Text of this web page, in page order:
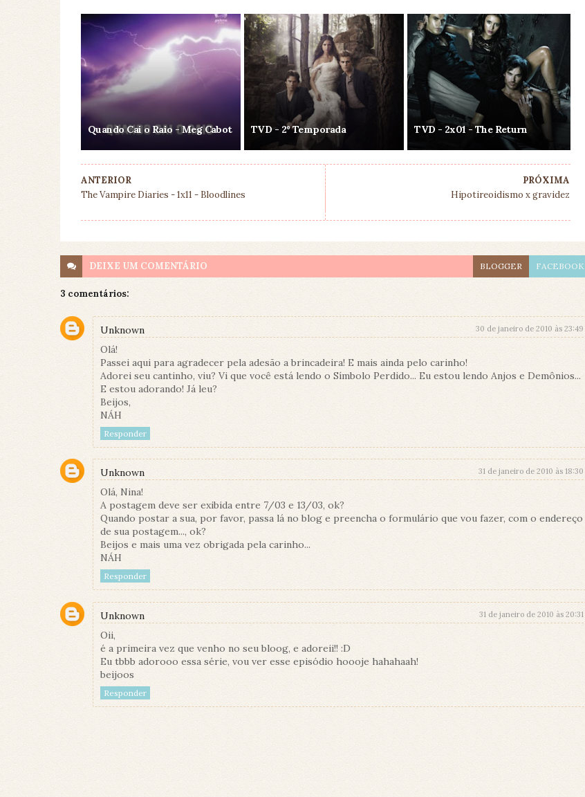
Quando Cai o Raio - Meg Cabot TVD - 2º Temporada TVD - 2x01 - The Return
PRÓXIMA
Hipotireoidismo x gravidez
ANTERIOR
The Vampire Diaries - 1x11 - Bloodlines
DEIXE UM COMENTÁRIO BLOGGER FACEBOOK
3 comentários:
Unknown 30 de janeiro de 2010 às 23:49
Olá!
Passei aqui para agradecer pela adesão a brincadeira! E mais ainda pelo carinho!
Adorei seu cantinho, viu? Vi que você está lendo o Símbolo Perdido... Eu estou lendo Anjos e Demônios...
E estou adorando! Já leu?
Beijos,
NÁH
Responder
Unknown 31 de janeiro de 2010 às 18:30
Olá, Nina!
A postagem deve ser exibida entre 7/03 e 13/03, ok?
Quando postar a sua, por favor, passa lá no blog e preencha o formulário que vou fazer, com o endereço
de sua postagem..., ok?
Beijos e mais uma vez obrigada pela carinho...
NÁH
Responder
Unknown 31 de janeiro de 2010 às 20:31
Oii,
é a primeira vez que venho no seu bloog, e adoreii!! :D
Eu tbbb adorooo essa série, vou ver esse episódio hoooje hahahaah!
beijoos
Responder